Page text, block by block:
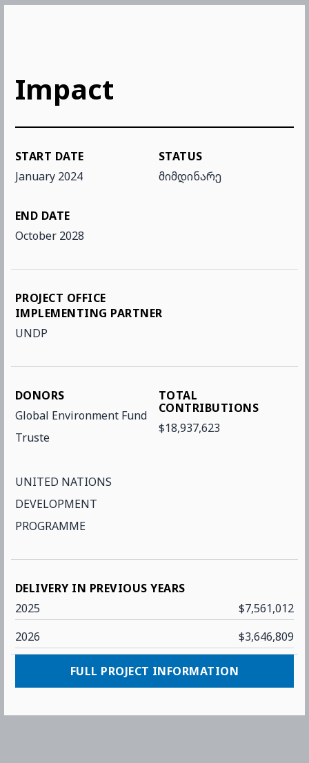
Impact
START DATE
January 2024
END DATE
October 2028
STATUS
მიმდინარე
PROJECT OFFICE
IMPLEMENTING PARTNER
UNDP
DONORS
Global Environment Fund
Truste
UNITED NATIONS
DEVELOPMENT
PROGRAMME
TOTAL
CONTRIBUTIONS
$18,937,623
DELIVERY IN PREVIOUS YEARS
2025
$7,561,012
2026
$3,646,809
FULL PROJECT INFORMATION